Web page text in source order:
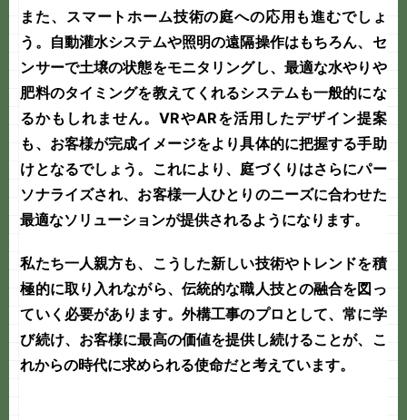
また、スマートホーム技術の庭への応用も進むでしょ
う。自動灌水システムや照明の遠隔操作はもちろん、セ
ンサーで土壌の状態をモニタリングし、最適な水やりや
肥料のタイミングを教えてくれるシステムも一般的にな
るかもしれません。VRやARを活用したデザイン提案
も、お客様が完成イメージをより具体的に把握する手助
けとなるでしょう。これにより、 庭づくり はさらにパー
ソナライズされ、お客様一人ひとりのニーズに合わせた
最適なソリューションが提供されるようになります。
私たち一人親方も、こうした新しい技術やトレンドを積
極的に取り入れながら、伝統的な職人技との融合を図っ
ていく必要があります。 外構工事のプロとして、常に学
び続け、お客様に最高の価値を提供し続けることが、こ
れからの時代に求められる使命だと考えています。